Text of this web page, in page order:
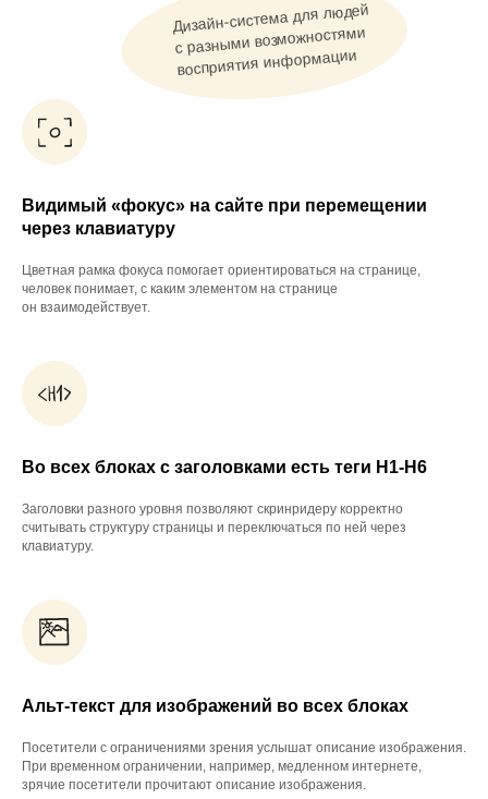
Дизайн-система для людей
с разными возможностями
восприятия информации
Видимый «фокус» на сайте при перемещении
через клавиатуру
Цветная рамка фокуса помогает ориентироваться на странице,
человек понимает, с каким элементом на странице
он взаимодействует.
Во всех блоках с заголовками есть теги H1-H6
Заголовки разного уровня позволяют скринридеру корректно
считывать структуру страницы и переключаться по ней через
клавиатуру.
Альт-текст для изображений во всех блоках
Посетители с ограничениями зрения услышат описание изображения.
При временном ограничении, например, медленном интернете,
зрячие посетители прочитают описание изображения.